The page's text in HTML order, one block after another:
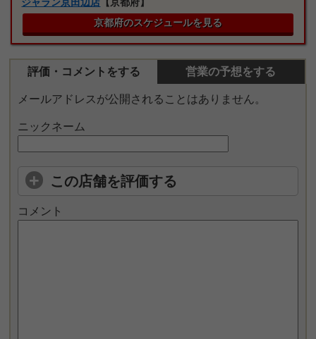
京都府のスケジュールを見る
評価・コメントをする 営業の予想をする
メールアドレスが公開されることはありません。
ニックネーム
この店舗を評価する
コメント